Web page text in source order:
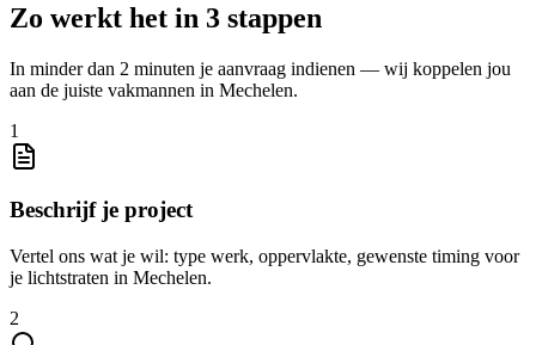
Zo werkt het in 3 stappen
In minder dan 2 minuten je aanvraag indienen — wij koppelen jou
aan de juiste vakmannen in Mechelen.
1
Beschrijf je project
Vertel ons wat je wil: type werk, oppervlakte, gewenste timing voor
je lichtstraten in Mechelen.
2